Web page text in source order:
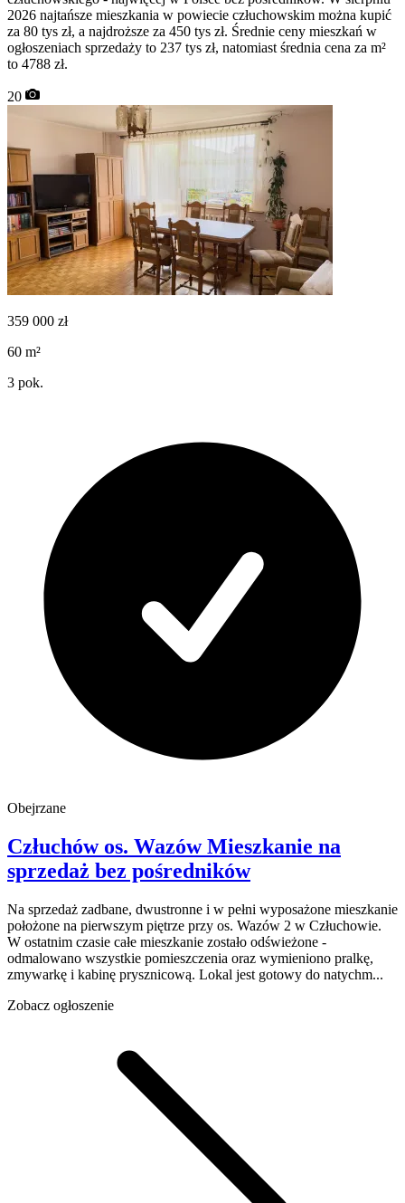
2026 najtańsze mieszkania w powiecie człuchowskim można kupić
za 80 tys zł, a najdroższe za 450 tys zł. Średnie ceny mieszkań w
ogłoszeniach sprzedaży to 237 tys zł, natomiast średnia cena za m²
to 4788 zł.
20
359 000 zł
60 m²
3 pok.
Obejrzane
Człuchów os. Wazów Mieszkanie na
sprzedaż bez pośredników
Na sprzedaż zadbane, dwustronne i w pełni wyposażone mieszkanie
położone na pierwszym piętrze przy os. Wazów 2 w Człuchowie.
W ostatnim czasie całe mieszkanie zostało odświeżone -
odmalowano wszystkie pomieszczenia oraz wymieniono pralkę,
zmywarkę i kabinę prysznicową. Lokal jest gotowy do natychm...
Zobacz ogłoszenie